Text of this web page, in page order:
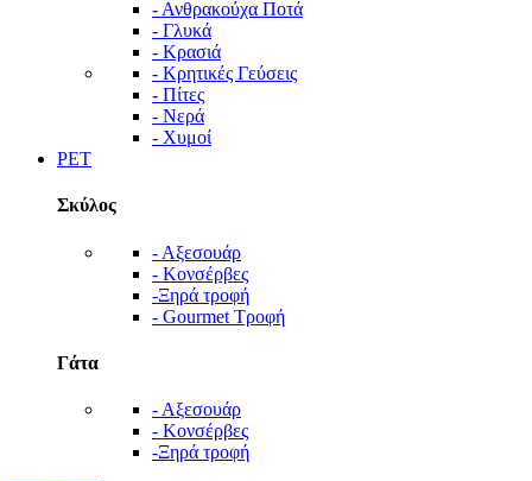
- Ανθρακούχα Ποτά
- Γλυκά
- Κρασιά
- Κρητικές Γεύσεις
- Πίτες
- Νερά
- Χυμοί
PET
Σκύλος
- Αξεσουάρ
- Κονσέρβες
-Ξηρά τροφή
- Gourmet Τροφή
Γάτα
- Αξεσουάρ
- Κονσέρβες
-Ξηρά τροφή